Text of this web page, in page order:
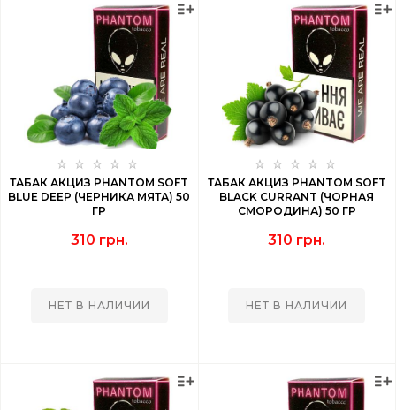
ТАБАК АКЦИЗ PHANTOM SOFT
BLUE DEEP (ЧЕРНИКА МЯТА) 50
ГР
310 грн.
НЕТ В НАЛИЧИИ
ТАБАК АКЦИЗ PHANTOM SOFT
BLACK CURRANT (ЧОРНАЯ
СМОРОДИНА) 50 ГР
310 грн.
НЕТ В НАЛИЧИИ